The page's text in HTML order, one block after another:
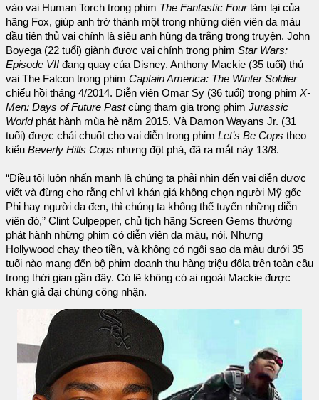
vào vai Human Torch trong phim The Fantastic Fourlàm lại của
hãng Fox, giúp anh trờ thành một trong những diên viên da màu
đầu tiên thủ vai chính là siêu anh hùng da trắng trong truyện. John
Boyega (22 tuổi) giành được vai chính trong phim Star Wars:
Episode VII đang quay của Disney. Anthony Mackie (35 tuổi) thủ
vai The Falcon trong phim Captain America: The Winter Soldier
chiếu hồi tháng 4/2014. Diễn viên Omar Sy (36 tuổi) trong phim X-
Men: Days of Future Pastcùng tham gia trong phim Jurassic
Worldphát hành mùa hè năm 2015. Và Damon Wayans Jr. (31
tuổi) được chải chuốt cho vai diễn trong phim Let’s Be Cops theo
kiểu Beverly Hills Cops nhưng đột phá, đã ra mắt này 13/8.
“Điều tôi luôn nhấn mạnh là chúng ta phải nhìn đến vai diễn được
viết và đừng cho rằng chỉ vì khán giả không chọn người Mỹ gốc
Phi hay người da đen, thì chúng ta không thể tuyển những diễn
viên đó,” Clint Culpepper, chủ tịch hãng Screen Gems thường
phát hành những phim có diễn viên da màu, nói. Nhưng
Hollywood chạy theo tiền, và không có ngôi sao da màu dưới 35
tuổi nào mang đến bộ phim doanh thu hàng triệu đôla trên toàn cầu
trong thời gian gần đây. Có lẽ không có ai ngoài Mackie được
khán giả đại chúng công nhận.